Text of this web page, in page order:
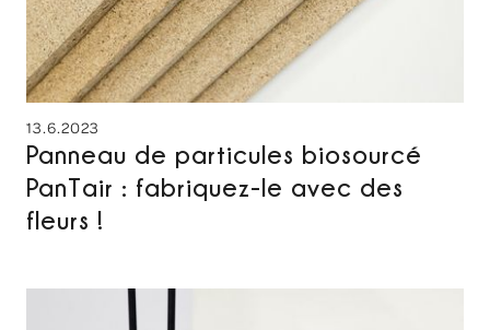
13.6.2023
Panneau de particules biosourcé
PanTair : fabriquez-le avec des
fleurs !